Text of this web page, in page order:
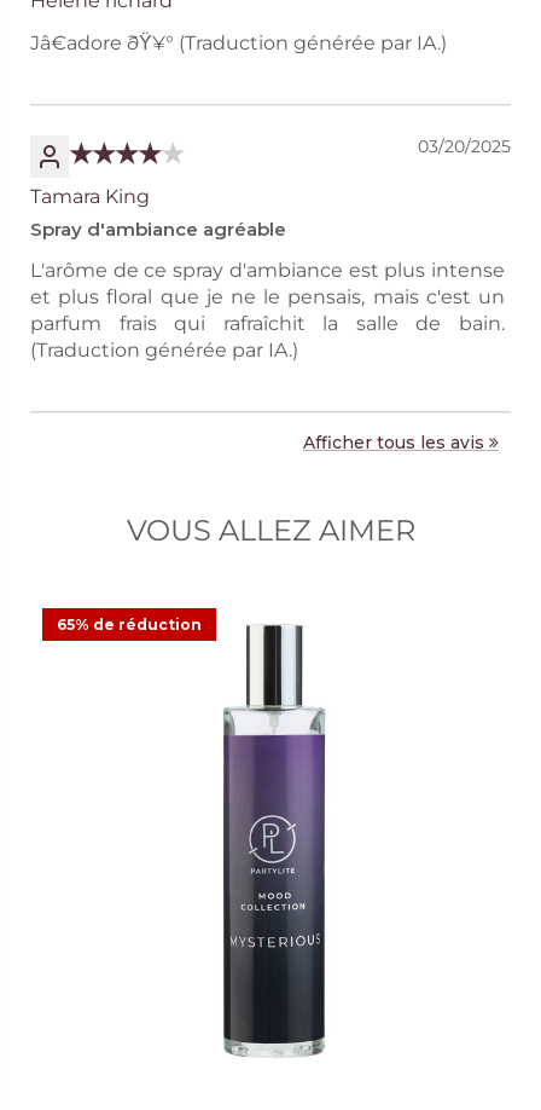
Jâ€adore ðŸ¥° (Traduction générée par IA.)
03/20/2025
Tamara King
Spray d'ambiance agréable
L'arôme de ce spray d'ambiance est plus intense
et plus floral que je ne le pensais, mais c'est un
parfum frais qui rafraîchit la salle de bain.
(Traduction générée par IA.)
Afficher tous les avis
VOUS ALLEZ AIMER
65% de réduction